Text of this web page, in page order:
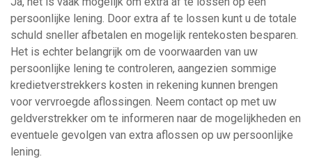
persoonlijke lening. Door extra af te lossen kunt u de totale
schuld sneller afbetalen en mogelijk rentekosten besparen.
Het is echter belangrijk om de voorwaarden van uw
persoonlijke lening te controleren, aangezien sommige
kredietverstrekkers kosten in rekening kunnen brengen
voor vervroegde aflossingen. Neem contact op met uw
geldverstrekker om te informeren naar de mogelijkheden en
eventuele gevolgen van extra aflossen op uw persoonlijke
lening.